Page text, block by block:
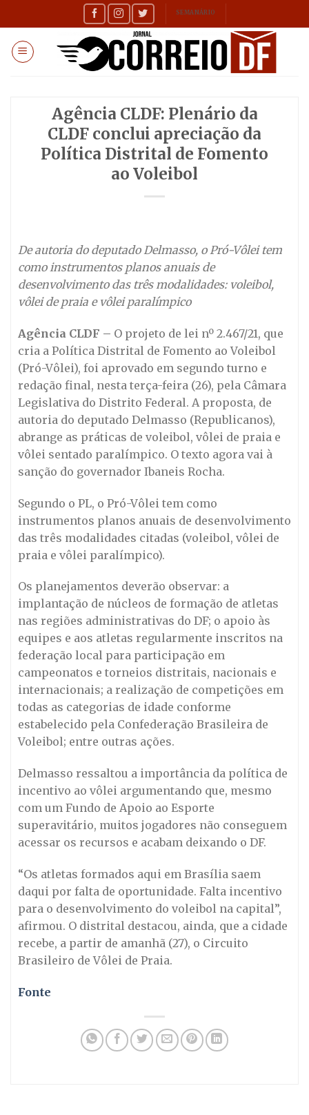
to
content
SEMANÁRIO
Agência CLDF: Plenário da
CLDF conclui apreciação da
Política Distrital de Fomento
ao Voleibol
De autoria do deputado Delmasso, o Pró-Vôlei tem
como instrumentos planos anuais de
desenvolvimento das três modalidades: voleibol,
vôlei de praia e vôlei paralímpico
Agência CLDF – O projeto de lei nº 2.467/21, que
cria a Política Distrital de Fomento ao Voleibol
(Pró-Vôlei), foi aprovado em segundo turno e
redação final, nesta terça-feira (26), pela Câmara
Legislativa do Distrito Federal. A proposta, de
autoria do deputado Delmasso (Republicanos),
abrange as práticas de voleibol, vôlei de praia e
vôlei sentado paralímpico. O texto agora vai à
sanção do governador Ibaneis Rocha.
Segundo o PL, o Pró-Vôlei tem como
instrumentos planos anuais de desenvolvimento
das três modalidades citadas (voleibol, vôlei de
praia e vôlei paralímpico).
Os planejamentos deverão observar: a
implantação de núcleos de formação de atletas
nas regiões administrativas do DF; o apoio às
equipes e aos atletas regularmente inscritos na
federação local para participação em
campeonatos e torneios distritais, nacionais e
internacionais; a realização de competições em
todas as categorias de idade conforme
estabelecido pela Confederação Brasileira de
Voleibol; entre outras ações.
Delmasso ressaltou a importância da política de
incentivo ao vôlei argumentando que, mesmo
com um Fundo de Apoio ao Esporte
superavitário, muitos jogadores não conseguem
acessar os recursos e acabam deixando o DF.
“Os atletas formados aqui em Brasília saem
daqui por falta de oportunidade. Falta incentivo
para o desenvolvimento do voleibol na capital”,
afirmou. O distrital destacou, ainda, que a cidade
recebe, a partir de amanhã (27), o Circuito
Brasileiro de Vôlei de Praia.
Fonte